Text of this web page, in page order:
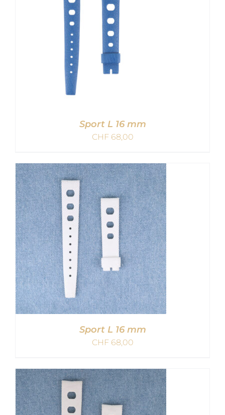
IN DEN WARENKORB
/
DETAILS
Sport L 16 mm
CHF68,00
IN DEN WARENKORB
/
DETAILS
Sport L 16 mm
CHF68,00